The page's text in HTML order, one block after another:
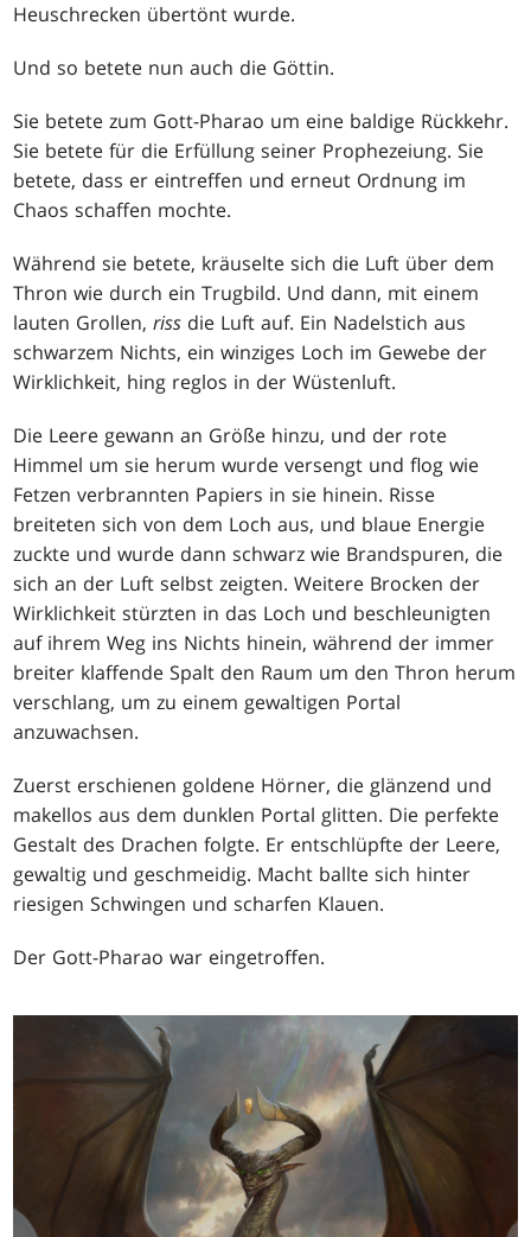
Heuschrecken übertönt wurde.
Und so betete nun auch die Göttin.
Sie betete zum Gott-Pharao um eine baldige Rückkehr.
Sie betete für die Erfüllung seiner Prophezeiung. Sie
betete, dass er eintreffen und erneut Ordnung im
Chaos schaffen mochte.
Während sie betete, kräuselte sich die Luft über dem
Thron wie durch ein Trugbild. Und dann, mit einem
lauten Grollen,riss die Luft auf. Ein Nadelstich aus
schwarzem Nichts, ein winziges Loch im Gewebe der
Wirklichkeit, hing reglos in der Wüstenluft.
Die Leere gewann an Größe hinzu, und der rote
Himmel um sie herum wurde versengt und flog wie
Fetzen verbrannten Papiers in sie hinein. Risse
breiteten sich von dem Loch aus, und blaue Energie
zuckte und wurde dann schwarz wie Brandspuren, die
sich an der Luft selbst zeigten. Weitere Brocken der
Wirklichkeit stürzten in das Loch und beschleunigten
auf ihrem Weg ins Nichts hinein, während der immer
breiter klaffende Spalt den Raum um den Thron herum
verschlang, um zu einem gewaltigen Portal
anzuwachsen.
Zuerst erschienen goldene Hörner, die glänzend und
makellos aus dem dunklen Portal glitten. Die perfekte
Gestalt des Drachen folgte. Er entschlüpfte der Leere,
gewaltig und geschmeidig. Macht ballte sich hinter
riesigen Schwingen und scharfen Klauen.
Der Gott-Pharao war eingetroffen.